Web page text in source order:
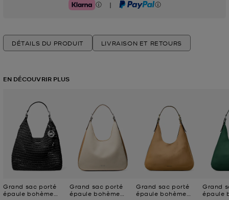
Klarna | PayPal
DÉTAILS DU PRODUIT LIVRAISON ET RETOURS
EN DÉCOUVRIR PLUS
Grand sac porté
épaule bohème
Grand sac porté
épaule bohème
Grand sac porté
épaule bohème
Grand
épaule